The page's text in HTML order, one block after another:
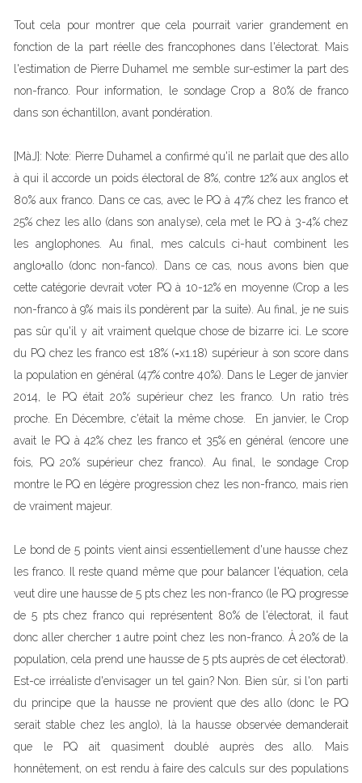
Tout cela pour montrer que cela pourrait varier grandement en
fonction de la part réelle des francophones dans l'électorat. Mais
l'estimation de Pierre Duhamel me semble sur-estimer la part des
non-franco. Pour information, le sondage Crop a 80% de franco
dans son échantillon, avant pondération.
[MàJ]: Note: Pierre Duhamel a confirmé qu'il ne parlait que des allo
à qui il accorde un poids électoral de 8%, contre 12% aux anglos et
80% aux franco. Dans ce cas, avec le PQ à 47% chez les franco et
25% chez les allo (dans son analyse), cela met le PQ à 3-4% chez
les anglophones. Au final, mes calculs ci-haut combinent les
anglo+allo (donc non-fanco). Dans ce cas, nous avons bien que
cette catégorie devrait voter PQ à 10-12% en moyenne (Crop a les
non-franco à 9% mais ils pondèrent par la suite). Au final, je ne suis
pas sûr qu'il y ait vraiment quelque chose de bizarre ici. Le score
du PQ chez les franco est 18% (=x1.18) supérieur à son score dans
la population en général (47% contre 40%). Dans le Leger de janvier
2014, le PQ était 20% supérieur chez les franco. Un ratio très
proche. En Décembre, c'était la même chose. En janvier, le Crop
avait le PQ à 42% chez les franco et 35% en général (encore une
fois, PQ 20% supérieur chez franco). Au final, le sondage Crop
montre le PQ en légère progression chez les non-franco, mais rien
de vraiment majeur.
Le bond de 5 points vient ainsi essentiellement d'une hausse chez
les franco. Il reste quand même que pour balancer l'équation, cela
veut dire une hausse de 5 pts chez les non-franco (le PQ progresse
de 5 pts chez franco qui représentent 80% de l'électorat, il faut
donc aller chercher 1 autre point chez les non-franco. À 20% de la
population, cela prend une hausse de 5 pts auprès de cet électorat).
Est-ce irréaliste d'envisager un tel gain? Non. Bien sûr, si l'on parti
du principe que la hausse ne provient que des allo (donc le PQ
serait stable chez les anglo), là la hausse observée demanderait
que le PQ ait quasiment doublé auprès des allo. Mais
honnêtement, on est rendu à faire des calculs sur des populations